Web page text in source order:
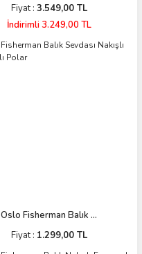
Fiyat : 3.549,00 TL
İndirimli 3.249,00 TL
Oslo Fisherman Balık ...
Fiyat : 1.299,00 TL